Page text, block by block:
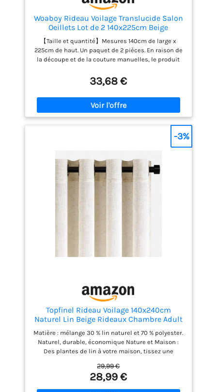
Woaboy Rideau Voilage Translucide Salon
Oeillets Lot de 2 140x225cm Beige
【Taille et quantité】Mesures 140cm de large x
225cm de haut. Un paquet de 2 pièces. En raison de
la découpe et de la couture manuelles, le produit
【Matériau unique】Ce rideau décoratif est
fabriqué en lin et en polyester, il est lisse et léger.
Une transparence suffisante permet la circulation
de l'air et un bon éclairage, tout en offrant un
espace personnel. 【Design contemporain】Facile
à installer et à retirer pour son design simple. Ces
rideaux sont multifonctionnels, non seulement une
Convient à différents endroits, notamment dans la
chambre à coucher, le salon, le bureau, la chambre
à coucher, etc. En raison de la différence d'éclairage
et d'angle, la couleur peut être un peu différente de
à nettoyer. Lavable à la main ou en machine à l'eau
33,68 €
Topfinel Rideau Voilage 140x240cm
Naturel Lin Beige Rideaux Chambre Adult
Salon Moderne Translucides et Draperies
Intérieurs à Oeillets Décorati Dressing
CuisinePorte Fenetre Boheme 2pcs
Matière : mélange 30 % lin naturel et 70 % polyester.
Naturel, durable, économique Nature et Maison :
Des plantes de lin à votre maison, tissez une
lumière et l'ombre 3 en 1 : Filtre la lumière sans
obscurcir,Il offre un certain degré d'isolation
thermique en hiver et en été， ajoute une touche
29,99 €
28,99 €
-3%